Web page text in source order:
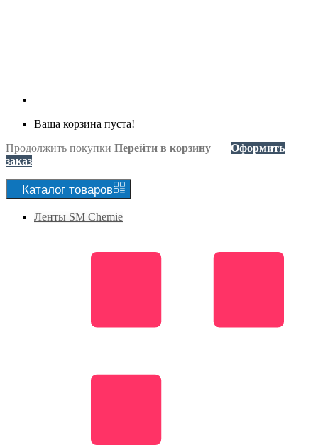
Ваша корзина пуста!
Продолжить покупки Перейти в корзину
Оформить
заказ
Каталог товаров
Ленты SM Chemie